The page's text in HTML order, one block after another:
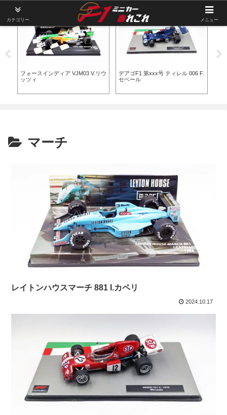
ア VJM03 V.リウ
デアゴF1 第xxx号 ティレル 006 F.
AFコルセ フェラーリ458
マーチ
レイトンハウスマーチ 881 I.カペリ
2024.10.17
カテゴリー メニュー